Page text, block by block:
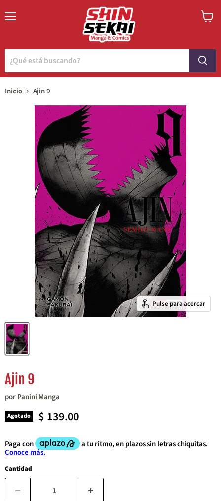
Inicio Ajin 9
Pulse para acercar
Ajin 9
porPanini Manga
Agotado Precio actual
$ 139.00
Cantidad